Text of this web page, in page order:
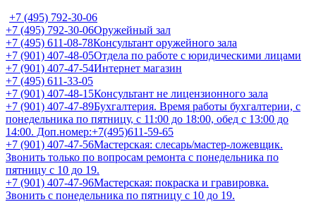
+7 (495) 792-30-06
+7 (495) 792-30-06Оружейный зал
+7 (495) 611-08-78Консультант оружейного зала
+7 (901) 407-48-05Отдела по работе с юридическими лицами
+7 (901) 407-47-54Интернет магазин
+7 (495) 611-33-05
+7 (901) 407-48-15Консультант не лицензионного зала
+7 (901) 407-47-89Бухгалтерия. Время работы бухгалтерии, с
понедельника по пятницу, с 11:00 до 18:00, обед с 13:00 до
14:00. Доп.номер:+7(495)611-59-65
+7 (901) 407-47-56Мастерская: слесарь/мастер-ложевщик.
Звонить только по вопросам ремонта с понедельника по
пятницу с 10 до 19.
+7 (901) 407-47-96Мастерская: покраска и гравировка.
Звонить с понедельника по пятницу с 10 до 19.